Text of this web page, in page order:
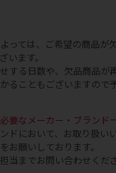
っては、ご希望の商品が
います。
する日数や、欠品商品が
ることもございますので
要なメーカー・ブランド
ドにおいて、お取り扱い
お願いしております。
当までお問い合わせくださ